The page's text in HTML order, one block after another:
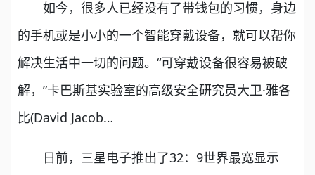
如今，很多人已经没有了带钱包的习惯，身边
的手机或是小小的一个智能穿戴设备，就可以帮你
解决生活中一切的问题。“可穿戴设备很容易被破
解，”卡巴斯基实验室的高级安全研究员大卫·雅各
比(David Jacob…
日前，三星电子推出了32：9世界最宽显示